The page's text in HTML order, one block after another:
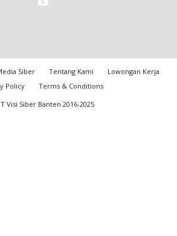
Siber Tentang Kami
Lowongan Kerja
Policy
Terms & Conditions
Visi Siber Banten 2016-2025